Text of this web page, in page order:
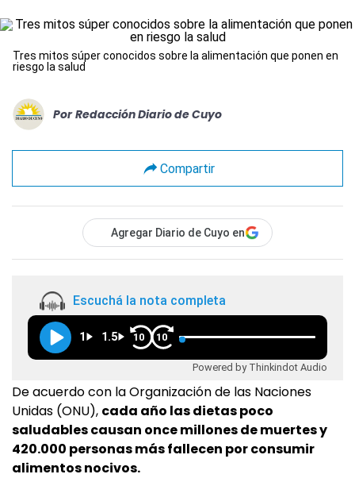
Tres mitos súper conocidos sobre la alimentación que ponen en
riesgo la salud
Por Redacción Diario de Cuyo
Compartir
Agregar Diario de Cuyo en
Escuchá la nota completa
1 1.5 10 10
Powered by Thinkindot Audio
De acuerdo con la Organización de las Naciones
Unidas (ONU), cada año las dietas poco
saludables causan once millones de muertes y
420.000 personas más fallecen por consumir
alimentos nocivos.